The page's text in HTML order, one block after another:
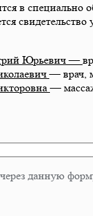
в специально
Юрьевич —
— врач,
—
данную